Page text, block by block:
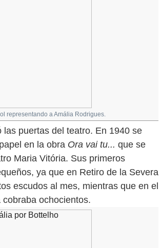
representando a Amália Rodrigues.
las puertas del teatro. En 1940 se
en la obra Ora vai tu... que se
Maria Vitória. Sus primeros
ya que en Retiro de la Severa
escudos al mes, mientras que en el
cobraba ochocientos.